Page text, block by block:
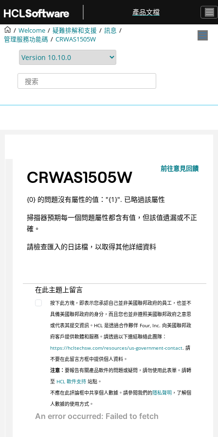
產品文檔
Welcome 疑難排解和支援
訊息
管理服務功能碼
CRWAS1505W
前往意見回饋
CRWAS1505W
{0} 的問題沒有屬性的值："{1}". 已略過該屬性
掃描器預期每一個問題屬性都含有值，但該值遺漏或不正
確。
請檢查匯入的日誌檔，以取得其他詳細資料
在此主題上留言
按下此方塊，即表示您承認自己並非美國聯邦政府的員工，也並不
具備美國聯邦政府的身分，而且您也並非遵照美國聯邦政府之意思
或代表其提交資訊。HCL 是透過合作夥伴 Four, Inc. 向美國聯邦政
府客戶提供軟體和服務。請透過以下連結聯絡此團隊：
https://hcltechsw.com/resources/us-government-contact. 請
不要在此留言方框中提供個人資料。
注意： 要報告有關產品軟件的問題或疑問，請勿使用此表單。請轉
至 HCL 軟件支持站點。
不應在此評論框中共享個人數據。請參閱我們的隱私聲明 ，了解個
人數據的使用方式。